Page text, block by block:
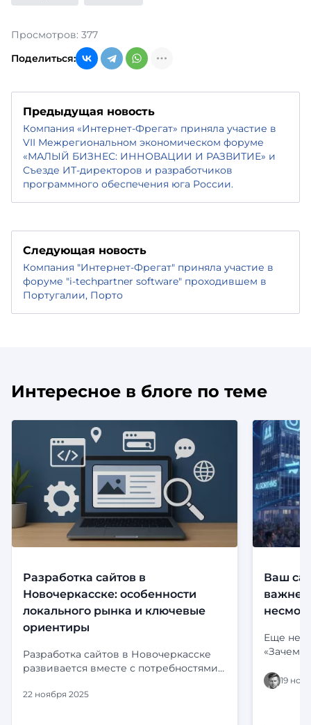
Просмотров: 377
Поделиться:
Предыдущая новость
Компания «Интернет-Фрегат» приняла участие в
VII Межрегиональном экономическом форуме
«МАЛЫЙ БИЗНЕС: ИННОВАЦИИ И РАЗВИТИЕ» и
Съезде ИТ-директоров и разработчиков
программного обеспечения юга России.
Следующая новость
Компания "Интернет-Фрегат" приняла участие в
форуме "i-techpartner software" проходившем в
Португалии, Порто
Интересное в блоге по теме
Разработка сайтов в
Новочеркасске: особенности
локального рынка и ключевые
ориентиры
Разработка сайтов в Новочеркасске
развивается вместе с потребностями
давно выходят за рамки обычных
22 ноября 2025
Ваш
Еще
«Зачем
19